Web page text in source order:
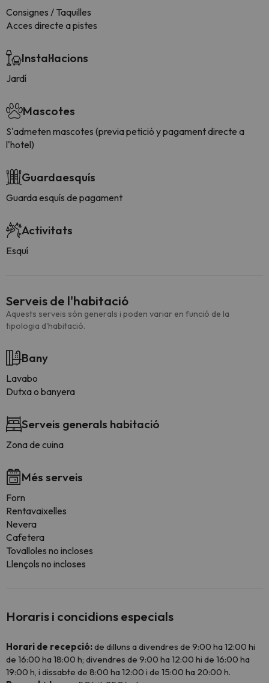
Consignes / Taquilles
Acces directe a pistes
Instal·lacions
Jardí
Mascotes
S'admeten mascotes (previa petició y pagament directe a
l'hotel)
Guardaesquís
Guarda esquís de pagament
Activitats
Esquí
Serveis de l'habitació
Aquests serveis són generals i poden variar en funció de la
tipologia d'habitació.
Bany
Lavabo
Dutxa o banyera
Serveis generals habitació
Zona de cuina
Més serveis
Forn
Rentavaixelles
Nevera
Cafetera
Tovalloles no incloses
Llençols no incloses
Horaris i concidions especials
Horari de recepció:de dilluns a divendres de 9:00 ha 12:00 hi
de 16:00 ha 18:00 h; divendres de 9:00 ha 12:00 hi de 16:00 ha
19:00 h, i dissabte de 8:00 ha 12:00 i de 15:00 ha 20:00 h.